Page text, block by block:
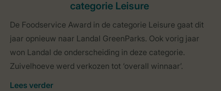
categorie Leisure
De Foodservice Award in de categorie Leisure gaat dit
jaar opnieuw naar Landal GreenParks. Ook vorig jaar
won Landal de onderscheiding in deze categorie.
Zuivelhoeve werd verkozen tot ‘overall winnaar’.
Lees verder